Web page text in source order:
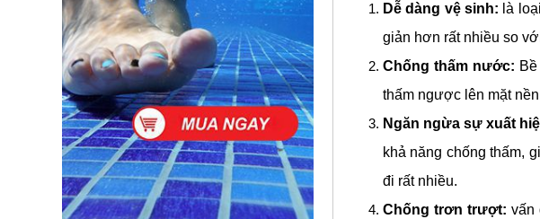
Dễ dàng vệ sinh: là
giản hơn rất nhiều so
Chống thấm nước:
thấm ngược lên mặt
Ngăn ngừa sự xuất
khả năng chống thấm,
đi rất nhiều.
Chống trơn trượt: vấn